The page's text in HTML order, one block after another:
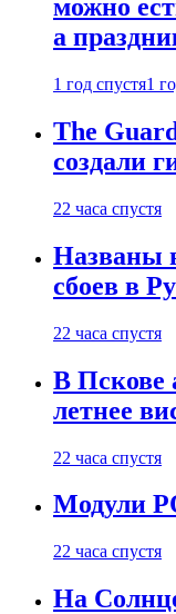
можно
а
1 год спустя1
The
создали
22 часа спустя
Названы
сбоев в
22 часа спустя
В Пскове
летнее
22 часа спустя
Модули
22 часа спустя
На